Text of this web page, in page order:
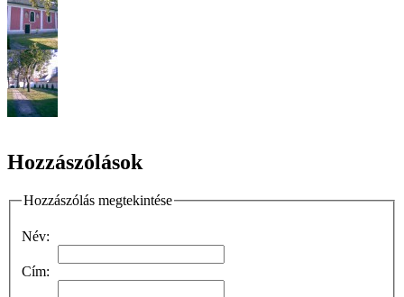
Hozzászólások
Hozzászólás megtekintése
Név:
Cím: